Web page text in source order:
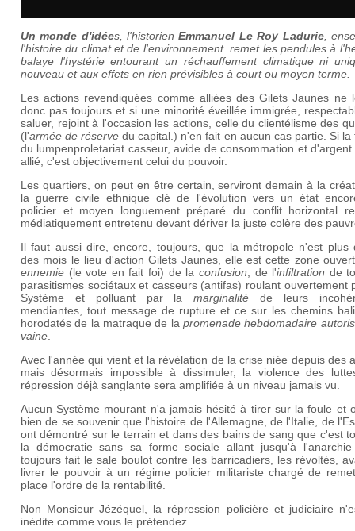
Un monde d'idées, l'historienEmmanuel Le Roy Ladurie,
l'histoire du climat et de l'environnement remet les pendules à
balaye l'hystérie entourant un réchauffement climatique ni
nouveau et aux effets en rien prévisibles à court ou moyen terme.
Les actions revendiquées comme alliées des Gilets Jaunes ne
donc pas toujours et si une minorité éveillée immigrée,
saluer, rejoint à l'occasion les actions, celle du clientélisme des
(l'armée de réserve du capital.) n'en fait en aucun cas partie. Si la
du lumpenproletariat casseur, avide de consommation et d'argent
allié, c'est objectivement celui du pouvoir.
Les quartiers, on peut en être certain, serviront demain à la
la guerre civile ethnique clé de l'évolution vers un état
policier et moyen longuement préparé du conflit horizontal
médiatiquement entretenu devant dériver la juste colère des
Il faut aussi dire, encore, toujours, que la métropole n'est plus
des mois le lieu d'action Gilets Jaunes, elle est cette zone
ennemie (le vote en fait foi) de la confusion , de l'infiltration de
parasitismes sociétaux et casseurs (antifas) roulant ouvertement
Système et polluant par lamarginalité de leurs
mendiantes, tout message de rupture et ce sur les chemins
horodatés de la matraque de la promenade hebdomadaire
vaine
Avec l'année qui vient et la révélation de la crise niée depuis des
mais désormais impossible à dissimuler, la violence des
répression déjà sanglante sera amplifiée à un niveau jamais vu.
Aucun Système mourant n'a jamais hésité à tirer sur la foule et
bien de se souvenir que l'histoire de l'Allemagne, de l'Italie, de
ont démontré sur le terrain et dans des bains de sang que c'est
la démocratie sans sa forme sociale allant jusqu'à
toujours fait le sale boulot contre les barricadiers, les révoltés,
livrer le pouvoir à un régime policier militariste chargé de
place l'ordre de la rentabilité.
Non Monsieur Jézéquel, la répression policière et judiciaire
inédite comme vous le prétendez.